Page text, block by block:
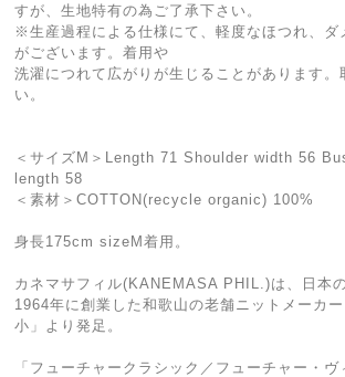
すが、生地特有の為ご了承下さい。
※生産過程による仕様にて、軽度なほつれ、ダ
がございます。着用や
洗濯につれて広がりが生じることがあります。
い。
＜サイズM＞Length 71 Shoulder width 56
length 58
＜素材＞COTTON(recycle organic) 100%
身長175cm sizeM着用。
カネマサフィル(KANEMASA PHIL.)は、日本
1964年に創業した和歌山の老舗ニットメーカ
小」より発足。
「フューチャークラシック／フューチャー・